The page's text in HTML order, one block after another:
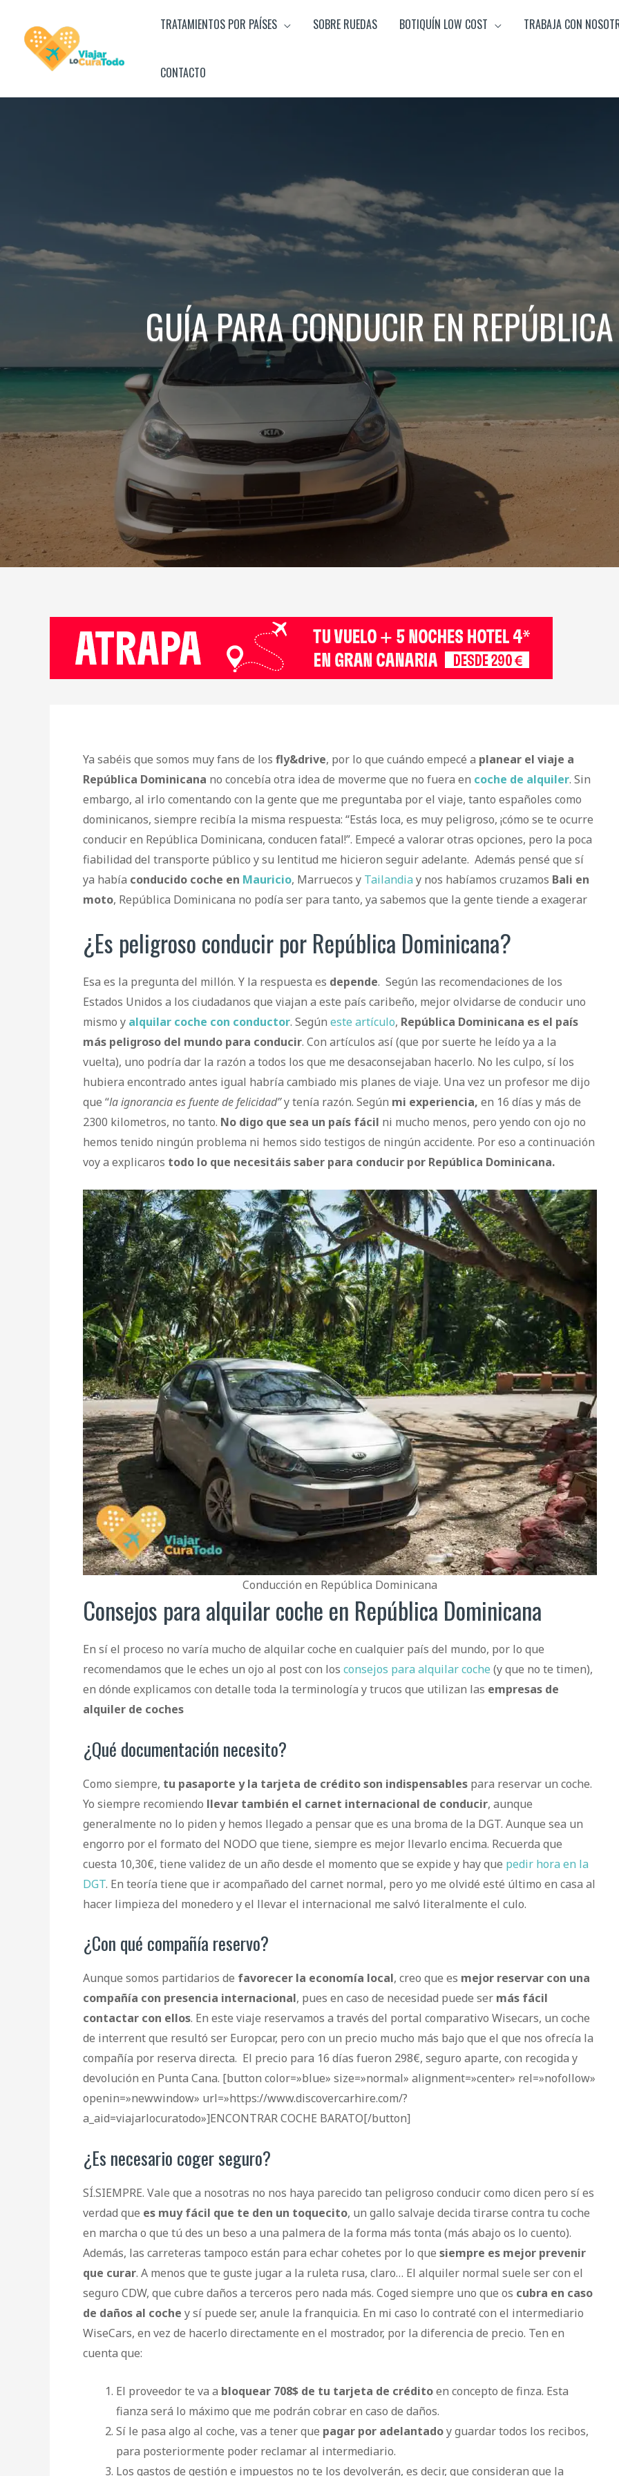
contenido
TRATAMIENTOS POR PAÍSES SOBRE RUEDAS BOTIQUÍN LOW COST TRABAJA CON
CONTACTO
GUÍA PARA CONDUCIR EN
Ya sabéis que somos muy fans de los fly&drive, por lo que cuándo empecé a planear el viaje a
República Dominicana no concebía otra idea de moverme que no fuera en coche de alquiler. Sin
embargo, al irlo comentando con la gente que me preguntaba por el viaje, tanto españoles como
dominicanos, siempre recibía la misma respuesta: “Estás loca, es muy peligroso, ¡cómo se te ocurre
conducir en República Dominicana, conducen fatal!”. Empecé a valorar otras opciones, pero la poca
fiabilidad del transporte público y su lentitud me hicieron seguir adelante. Además pensé que sí
ya había conducido coche en Mauricio, Marruecos y Tailandia y nos habíamos cruzamos Bali en
moto, República Dominicana no podía ser para tanto, ya sabemos que la gente tiende a exagerar
¿Es peligroso conducir por República Dominicana?
Esa es la pregunta del millón. Y la respuesta es depende. Según las recomendaciones de los
Estados Unidos a los ciudadanos que viajan a este país caribeño, mejor olvidarse de conducir uno
mismo y alquilar coche con conductor. Según este artículo, República Dominicana es el país
más peligroso del mundo para conducir. Con artículos así (que por suerte he leído ya a la
vuelta), uno podría dar la razón a todos los que me desaconsejaban hacerlo. No les culpo, sí los
hubiera encontrado antes igual habría cambiado mis planes de viaje. Una vez un profesor me dijo
que “la ignorancia es fuente de felicidad”y tenía razón. Según mi experiencia, en 16 días y más de
2300 kilometros, no tanto. No digo que sea un país fácil ni mucho menos, pero yendo con ojo no
hemos tenido ningún problema ni hemos sido testigos de ningún accidente. Por eso a continuación
voy a explicaros todo lo que necesitáis saber para conducir por República Dominicana.
Conducción en República Dominicana
Consejos para alquilar coche en República Dominicana
En sí el proceso no varía mucho de alquilar coche en cualquier país del mundo, por lo que
recomendamos que le eches un ojo al post con los consejos para alquilar coche (y que no te timen),
en dónde explicamos con detalle toda la terminología y trucos que utilizan las empresas de
alquiler de coches
¿Qué documentación necesito?
Como siempre, tu pasaporte y la tarjeta de crédito son indispensables para reservar un coche.
Yo siempre recomiendo llevar también el carnet internacional de conducir, aunque
generalmente no lo piden y hemos llegado a pensar que es una broma de la DGT. Aunque sea un
engorro por el formato del NODO que tiene, siempre es mejor llevarlo encima. Recuerda que
cuesta 10,30€, tiene validez de un año desde el momento que se expide y hay que pedir hora en la
DGT. En teoría tiene que ir acompañado del carnet normal, pero yo me olvidé esté último en casa al
hacer limpieza del monedero y el llevar el internacional me salvó literalmente el culo.
¿Con qué compañía reservo?
Aunque somos partidarios de favorecer la economía local, creo que es mejor reservar con una
compañía con presencia internacional, pues en caso de necesidad puede ser más fácil
contactar con ellos. En este viaje reservamos a través del portal comparativo Wisecars, un coche
de interrent que resultó ser Europcar, pero con un precio mucho más bajo que el que nos ofrecía la
compañía por reserva directa. El precio para 16 días fueron 298€, seguro aparte, con recogida y
devolución en Punta Cana. [button color=»blue» size=»normal» alignment=»center» rel=»nofollow»
openin=»newwindow» url=»https://www.discovercarhire.com/?
a_aid=viajarlocuratodo»]ENCONTRAR COCHE BARATO[/button]
¿Es necesario coger seguro?
SÍ.SIEMPRE. Vale que a nosotras no nos haya parecido tan peligroso conducir como dicen pero sí es
verdad que es muy fácil que te den un toquecito, un gallo salvaje decida tirarse contra tu coche
en marcha o que tú des un beso a una palmera de la forma más tonta (más abajo os lo cuento).
Además, las carreteras tampoco están para echar cohetes por lo que siempre es mejor prevenir
que curar. A menos que te guste jugar a la ruleta rusa, claro… El alquiler normal suele ser con el
seguro CDW, que cubre daños a terceros pero nada más. Coged siempre uno que os cubra en caso
de daños al coche y sí puede ser, anule la franquicia. En mi caso lo contraté con el intermediario
WiseCars, en vez de hacerlo directamente en el mostrador, por la diferencia de precio. Ten en
cuenta que:
El proveedor te va a bloquear 708$ de tu tarjeta de créditoen concepto de finza. Esta
fianza será lo máximo que me podrán cobrar en caso de daños.
Sí le pasa algo al coche, vas a tener que pagar por adelantadoy guardar todos los recibos,
para posteriormente poder reclamar al intermediario.
Los gastos de gestión e impuestos no te los devolverán, es decir, que consideran que la